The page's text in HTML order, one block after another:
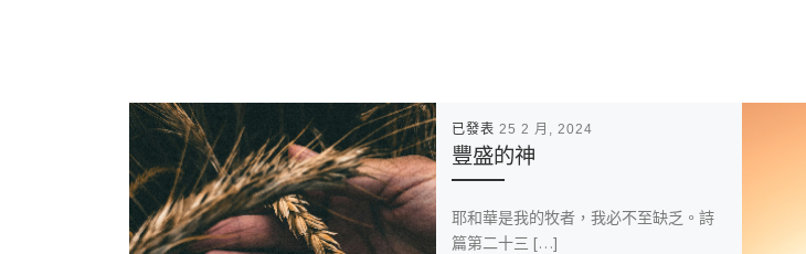
已發表 25 2 月, 2024
豐盛的神
耶和華是我的牧者，我必不至缺乏。詩
篇第二十三 […]